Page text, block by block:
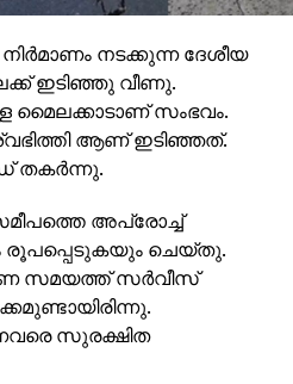
നടക്കുന്ന ദേശീയ
ഇടിഞ്ഞു വീണു.
മൈലക്കാടാണ് സംഭവം.
ആണ് ഇടിഞ്ഞത്.
തകര്‍ന്നു.
അപ്രോച്ച്
രൂപപ്പെടുകയും ചെയ്തു.
സമയത്ത് സര്‍വീസ്
സുരക്ഷിത